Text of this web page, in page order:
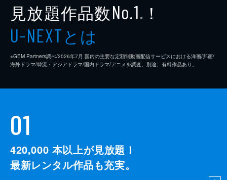
見放題作品数No.1 ※ ！
U-NEXTとは
※GEM Partners調べ/2026年7⽉ 国内の主要な定額制動画配信サービスにおける洋画/邦画/
海外ドラマ/韓流・アジアドラマ/国内ドラマ/アニメを調査。別途、有料作品あり。
01
420,000 本以上が見放題！
最新レンタル作品も充実。